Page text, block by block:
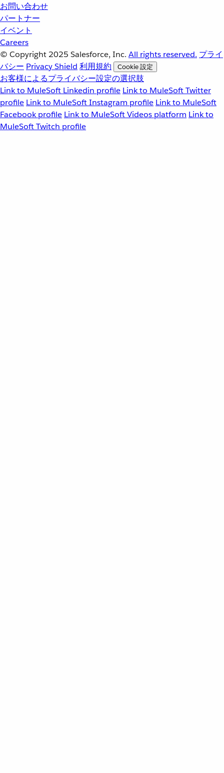
お問い合わせ
パートナー
イベント
Careers
© Copyright 2025 Salesforce, Inc. All rights reserved. プライ
バシー Privacy Shield 利用規約 Cookie 設定
お客様によるプライバシー設定の選択肢
Link to MuleSoft Linkedin profile Link to MuleSoft Twitter
profile Link to MuleSoft Instagram profile Link to MuleSoft
Facebook profile Link to MuleSoft Videos platform Link to
MuleSoft Twitch profile